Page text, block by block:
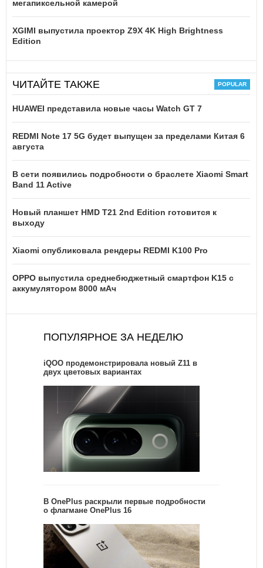
мегапиксельной камерой
XGIMI выпустила проектор Z9X 4K High Brightness
Edition
ЧИТАЙТЕ ТАКЖЕ
HUAWEI представила новые часы Watch GT 7
REDMI Note 17 5G будет выпущен за пределами Китая 6
августа
В сети появились подробности о браслете Xiaomi Smart
Band 11 Active
Новый планшет HMD T21 2nd Edition готовится к
выходу
Xiaomi опубликовала рендеры REDMI K100 Pro
OPPO выпустила среднебюджетный смартфон K15 с
аккумулятором 8000 мАч
ПОПУЛЯРНОЕ ЗА НЕДЕЛЮ
iQOO продемонстрировала новый Z11 в
двух цветовых вариантах
В OnePlus раскрыли первые подробности
о флагмане OnePlus 16